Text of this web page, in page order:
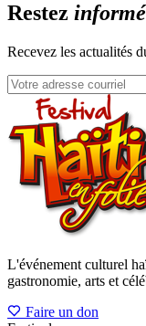
Restez informé
Recevez les actualités
L'événement culturel
gastronomie, arts et
Faire un don